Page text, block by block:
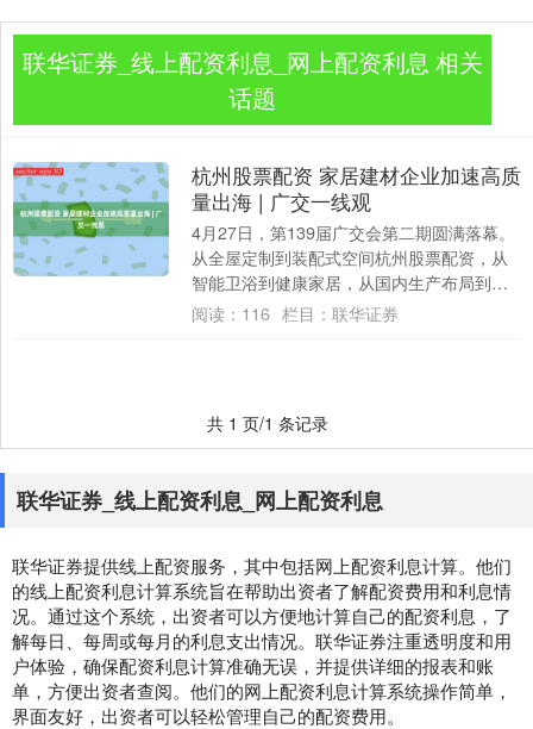
联华证券_线上配资利息_网上配资利息 相关
话题
杭州股票配资 家居建材企业加速高质
量出海 | 广交一线观
4月27日，第139届广交会第二期圆满落幕。
从全屋定制到装配式空间杭州股票配资，从
智能卫浴到健康家居，从国内生产布局到海
外设厂经营……记者发现以往“卖单品、拼
阅读： 116 栏目： 联华证券
共 1 页/1 条记录
联华证券_线上配资利息_网上配资利息
联华证券提供线上配资服务，其中包括网上配资利息计算。他们
的线上配资利息计算系统旨在帮助出资者了解配资费用和利息情
况。通过这个系统，出资者可以方便地计算自己的配资利息，了
解每日、每周或每月的利息支出情况。联华证券注重透明度和用
户体验，确保配资利息计算准确无误，并提供详细的报表和账
单，方便出资者查阅。他们的网上配资利息计算系统操作简单，
界面友好，出资者可以轻松管理自己的配资费用。